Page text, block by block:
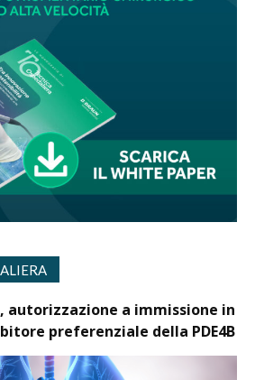
autorizzazione a immissione in
preferenziale della PDE4B